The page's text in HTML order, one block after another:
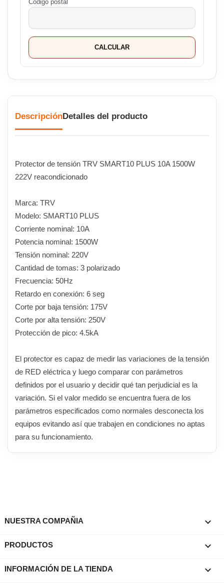
Codigo postal
CALCULAR
DescripciónDetalles del producto
Protector de tensión TRV SMART10 PLUS 10A 1500W
222V reacondicionado
Marca: TRV
Modelo: SMART10 PLUS
Corriente nominal: 10A
Potencia nominal: 1500W
Tensión nominal: 220V
Cantidad de tomas: 3 polarizado
Frecuencia: 50Hz
Retardo en conexión: 6 seg
Corte por baja tensión: 175V
Corte por alta tensión: 250V
Protección de pico: 4.5kA
El protector es capaz de medir las variaciones de la tensión
de RED eléctrica y luego comparar con parámetros
definidos por el usuario y decidir qué tan perjudicial es la
variación. Si el valor medido se encuentra fuera de los
parámetros especificados como normales desconecta los
equipos evitando así que trabajen en condiciones no aptas
para su funcionamiento.
NUESTRA COMPAÑIA 
PRODUCTOS 
INFORMACIÓN DE LA TIENDA keyboard_arrow_down